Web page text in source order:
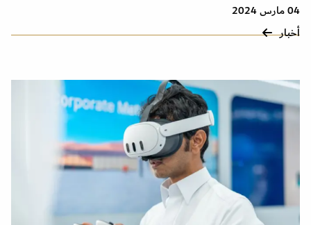
04 مارس 2024
أخبار